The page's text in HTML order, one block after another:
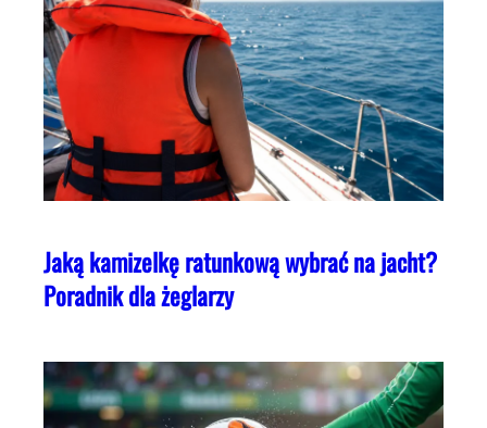
Jaką kamizelkę ratunkową wybrać na jacht?
Poradnik dla żeglarzy